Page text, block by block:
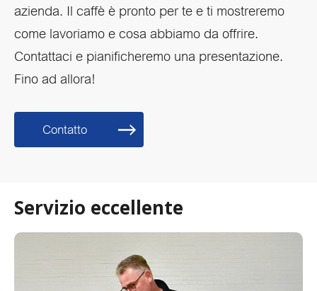
azienda. Il caffè è pronto per te e ti mostreremo
come lavoriamo e cosa abbiamo da offrire.
Contattaci e pianificheremo una presentazione.
Fino ad allora!
Contatto
Servizio eccellente